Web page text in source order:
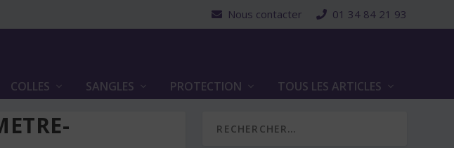
Nous contacter 01 34 84 21 93
COLLES SANGLES PROTECTION TOUS LES ARTICLES